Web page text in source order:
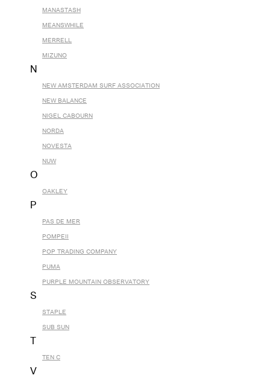
MANASTASH
MEANSWHILE
MERRELL
MIZUNO
N
NEW AMSTERDAM SURF ASSOCIATION
NEW BALANCE
NIGEL CABOURN
NORDA
NOVESTA
NUW
O
OAKLEY
P
PAS DE MER
POMPEII
POP TRADING COMPANY
PUMA
PURPLE MOUNTAIN OBSERVATORY
S
STAPLE
SUB SUN
TEN C
V